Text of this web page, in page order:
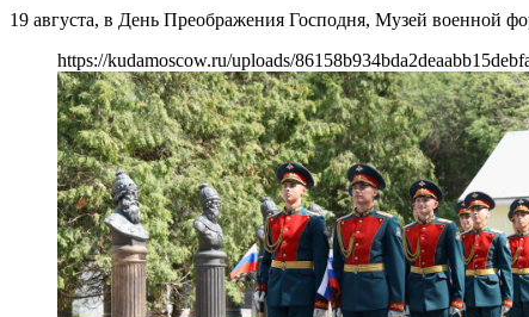
19 августа, в День Преображения Господня, Музей военной
https://kudamoscow.ru/uploads/